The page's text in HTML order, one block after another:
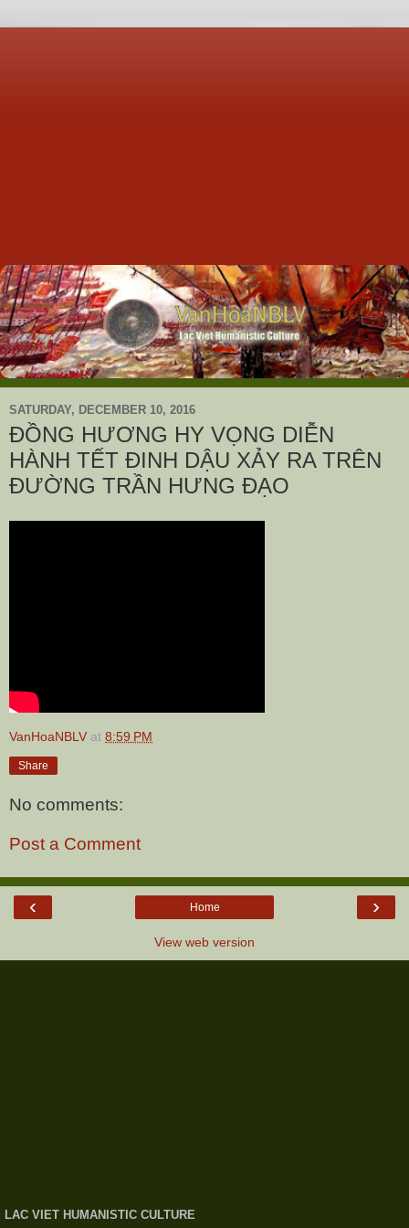
SATURDAY, DECEMBER 10, 2016
ĐỒNG HƯƠNG HY VỌNG DIỄN
HÀNH TẾT ĐINH DẬU XẢY RA TRÊN
ĐƯỜNG TRẦN HƯNG ĐẠO
VanHoaNBLV at 8:59 PM
Share
No comments:
Post a Comment
‹ ›
Home
View web version
LAC VIET HUMANISTIC CULTURE